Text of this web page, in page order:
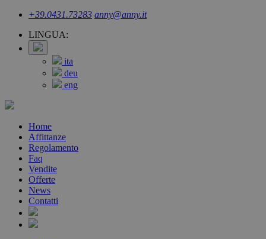
+39.0431.73283 anny@anny.it
LINGUA:
ita
deu
eng
Home
Affittanze
Regolamento
Faq
Vendite
Offerte
News
Contatti